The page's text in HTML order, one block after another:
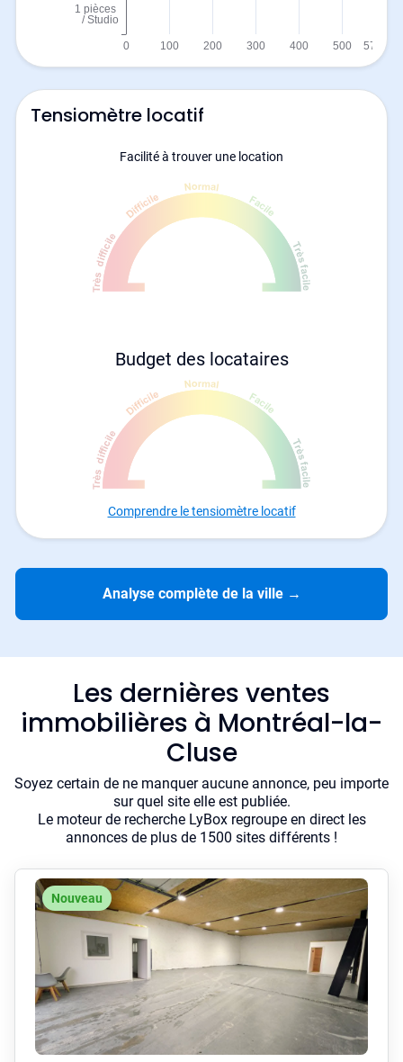
Tensiomètre locatif
Facilité à trouver une location
Budget des locataires
Comprendre le tensiomètre locatif
Analyse complète de la ville →
Les dernières ventes
immobilières à Montréal-la-
Cluse
Soyez certain de ne manquer aucune annonce, peu importe
sur quel site elle est publiée.
Le moteur de recherche LyBox regroupe en direct les
annonces de plus de 1500 sites différents !
Nouveau